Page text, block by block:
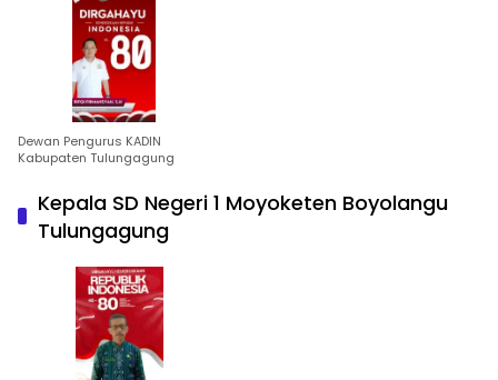
Dewan Pengurus KADIN
Kabupaten Tulungagung
Kepala SD Negeri 1 Moyoketen Boyolangu
Tulungagung